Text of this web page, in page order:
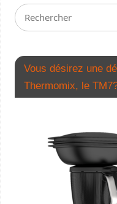
Vous désirez une
Thermomix, le